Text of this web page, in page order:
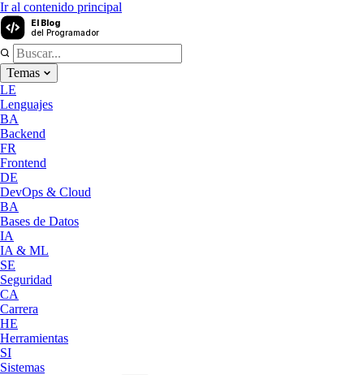
Ir al contenido principal
El Blog
del Programador
Temas
LE
Lenguajes
BA
Backend
FR
Frontend
DE
DevOps & Cloud
BA
Bases de Datos
IA
IA & ML
SE
Seguridad
CA
Carrera
HE
Herramientas
SI
Sistemas